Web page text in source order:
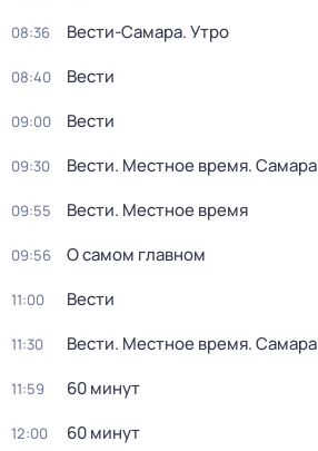
08:36 Вести-Самара. Утро
08:40 Вести
09:00 Вести
09:30 Вести. Местное время. Самара
09:55 Вести. Местное время
09:56 О самом главном
11:00 Вести
11:30 Вести. Местное время. Самара
11:59 60 минут
12:00 60 минут